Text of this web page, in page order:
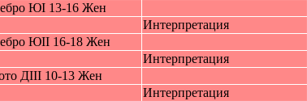
ЮI 13-16 Жeн
Интерпретация
ЮII 16-18 Жeн
Интерпретация
ДIII 10-13 Жeн
Интерпретация